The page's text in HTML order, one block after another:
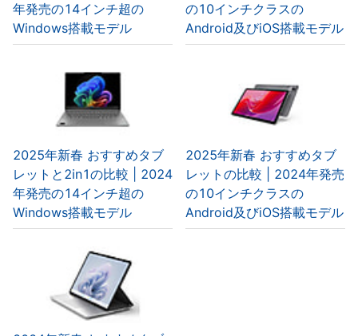
年発売の14インチ超の
Windows搭載モデル
の10インチクラスの
Android及びiOS搭載モデル
2025年新春 おすすめタブ
レットと2in1の比較 | 2024
年発売の14インチ超の
Windows搭載モデル
2025年新春 おすすめタブ
レットの比較 | 2024年発売
の10インチクラスの
Android及びiOS搭載モデル